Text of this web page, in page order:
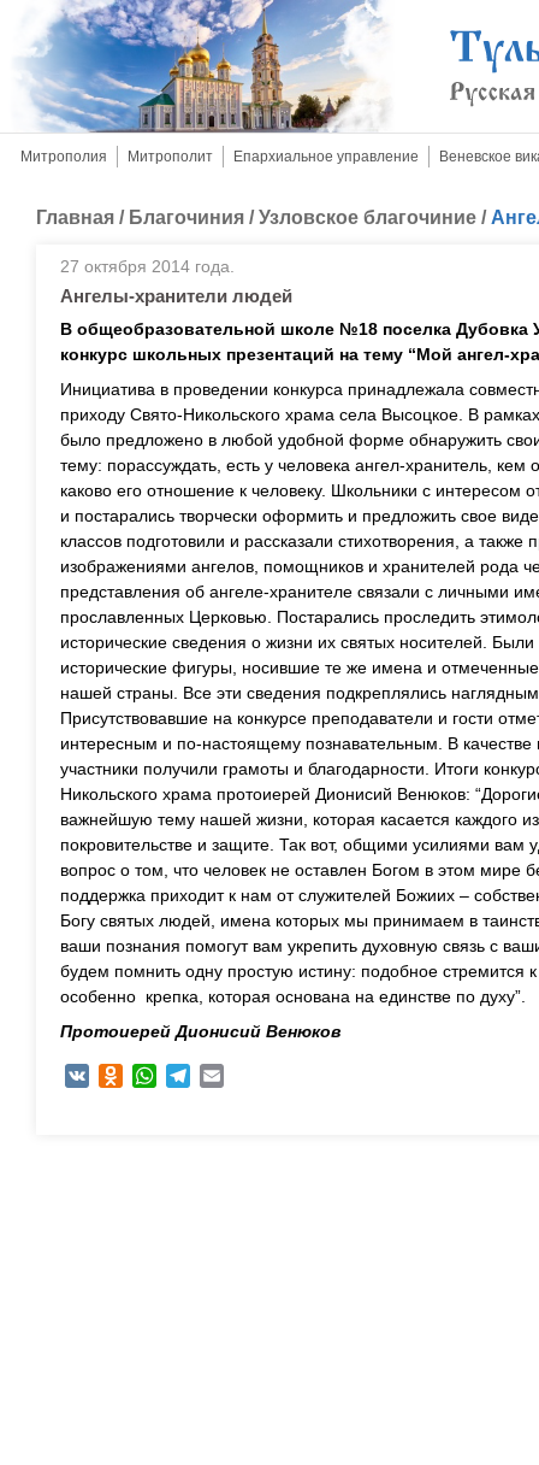
Митрополия Митрополит Епархиальное управление Веневское
Главная / Благочиния /Узловское благочиние /
27 октября 2014 года.
Ангелы-хранители людей
В общеобразовательной школе №18 поселка Дубовка
конкурс школьных презентаций на тему “Мой ангел-
Инициатива в проведении конкурса принадлежала
приходу Свято-Никольского храма села Высоцкое. В
было предложено в любой удобной форме обнаружить
тему: порассуждать, есть у человека ангел-хранитель, кем
каково его отношение к человеку. Школьники с интересом
и постарались творчески оформить и предложить свое
классов подготовили и рассказали стихотворения, а
изображениями ангелов, помощников и хранителей рода
представления об ангеле-хранителе связали с личными
прославленных Церковью. Постарались проследить
исторические сведения о жизни их святых носителей.
исторические фигуры, носившие те же имена и
нашей страны. Все эти сведения подкреплялись
Присутствовавшие на конкурсе преподаватели и гости
интересным и по-настоящему познавательным. В качестве
участники получили грамоты и благодарности. Итоги
Никольского храма протоиерей Дионисий Венюков:
важнейшую тему нашей жизни, которая касается каждого
покровительстве и защите. Так вот, общими усилиями вам
вопрос о том, что человек не оставлен Богом в этом мире
поддержка приходит к нам от служителей Божиих –
Богу святых людей, имена которых мы принимаем в
ваши познания помогут вам укрепить духовную связь с
будем помнить одну простую истину: подобное стремится
особенно крепка, которая основана на единстве по духу”.
Протоиерей Дионисий Венюков
VK Odnoklassniki
WhatsAppTelegram